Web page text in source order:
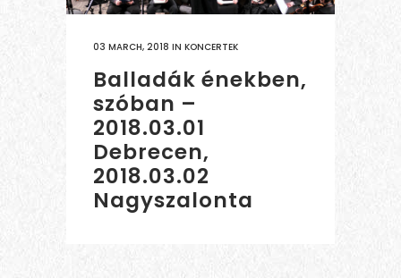
03 MARCH, 2018 IN KONCERTEK
Balladák énekben,
szóban –
2018.03.01
Debrecen,
2018.03.02
Nagyszalonta